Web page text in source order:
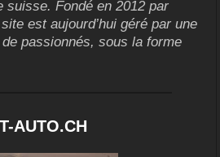
suisse. Fondé en 2012 par
est aujourd’hui géré par une
de passionnés, sous la forme
AUTO.CH